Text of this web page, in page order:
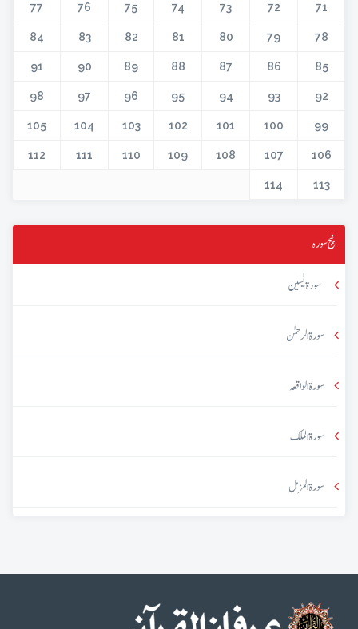
71
72
73
74
75
76
77
78
79
80
81
82
83
84
85
86
87
88
89
90
91
92
93
94
95
96
97
98
99
100
101
102
103
104
105
106
107
108
109
110
111
112
113
114
پنج سورہ
سورۃ یٰسین
سورۃ الرحمٰن
سورۃ الواقعہ
سورۃ الملک
سورۃ المزمل